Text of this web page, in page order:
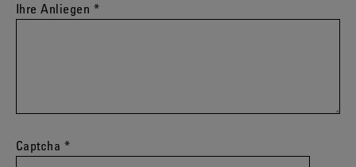
Ihre Anliegen *
Captcha *